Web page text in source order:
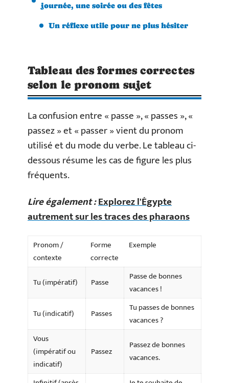
journée, une soirée ou des fêtes
Un réflexe utile pour ne plus hésiter
Tableau des formes correctes
selon le pronom sujet
La confusion entre « passe », « passes », «
passez » et « passer » vient du pronom
utilisé et du mode du verbe. Le tableau ci-
dessous résume les cas de figure les plus
fréquents.
Lire également :Explorez l'Égypte
autrement sur les traces des pharaons
Pronom /
contexte
Forme
correcte
Exemple
Tu (impératif) Passe
Passe de bonnes
vacances !
Tu (indicatif)
Passes
Tu passes de bonnes
vacances ?
Vous
(impératif ou
indicatif)
Passez
Passez de bonnes
vacances.